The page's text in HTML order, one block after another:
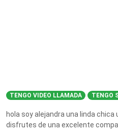
TENGO VIDEO LLAMADA TENGO
hola soy alejandra una linda
disfrutes de una excelente